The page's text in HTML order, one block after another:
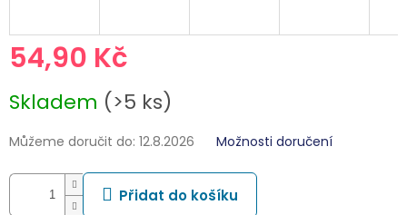
54,90 Kč
cena:
Skladem (>5 ks)
Můžeme doručit do: 12.8.2026 Možnosti doručení
Přidat do košíku